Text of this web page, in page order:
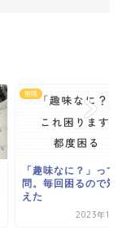
無職
「趣味なに？」って
問。毎回困るので対
えた
2023年11